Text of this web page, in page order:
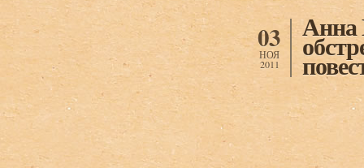
проблемы).
03
НОЯ
2011
Анна